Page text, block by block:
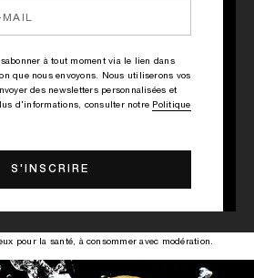
infusée au gingembre : dans un récipient,
le tout infuser pendant 24 heures.
les ingrédients, 7g de gingembre, piler à
pour la santé, à consommer avec modération.
à tout moment via le lien dans
que nous envoyons. Nous utiliserons vos
des newsletters personnalisées et
d'informations, consulter notre Politique